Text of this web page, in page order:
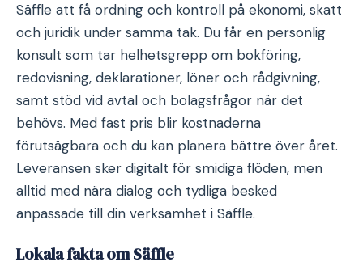
Säffle att få ordning och kontroll på ekonomi, skatt
och juridik under samma tak. Du får en personlig
konsult som tar helhetsgrepp om bokföring,
redovisning, deklarationer, löner och rådgivning,
samt stöd vid avtal och bolagsfrågor när det
behövs. Med fast pris blir kostnaderna
förutsägbara och du kan planera bättre över året.
Leveransen sker digitalt för smidiga flöden, men
alltid med nära dialog och tydliga besked
anpassade till din verksamhet i Säffle.
Lokala fakta om Säffle